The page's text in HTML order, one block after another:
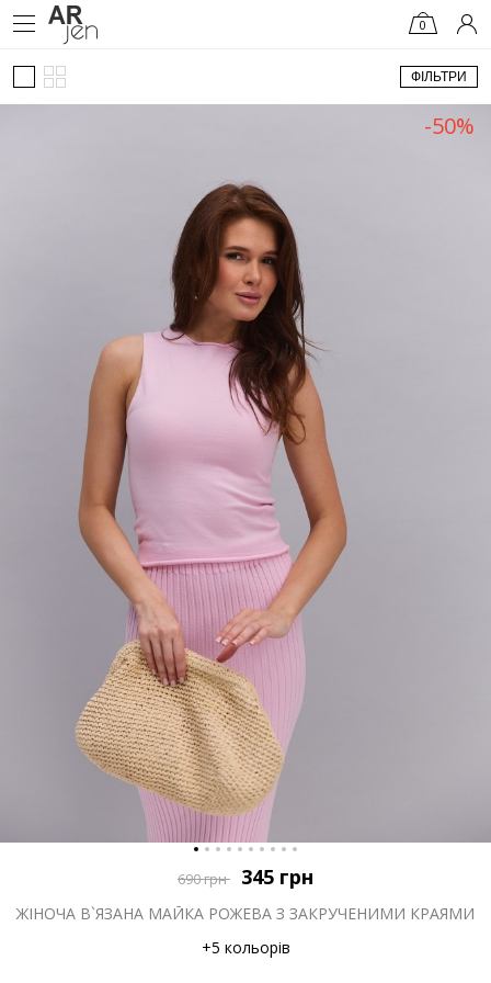
0
ФІЛЬТРИ
-50%
690грн 345 грн
ЖІНОЧА В`ЯЗАНА МАЙКА РОЖЕВА З ЗАКРУЧЕНИМИ КРАЯМИ
+5 кольорів